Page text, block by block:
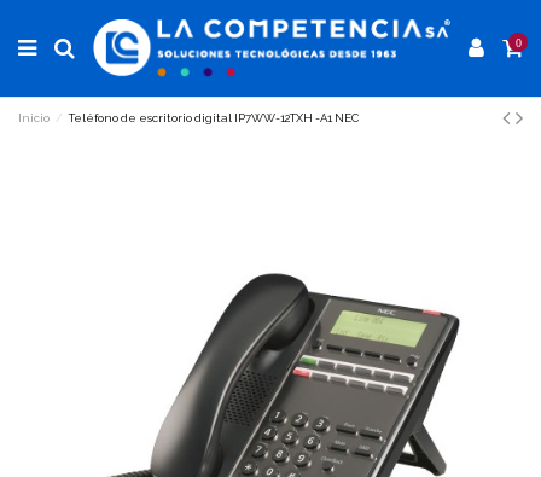
0
Inicio Teléfono de escritorio digital IP7WW-12TXH -A1 NEC